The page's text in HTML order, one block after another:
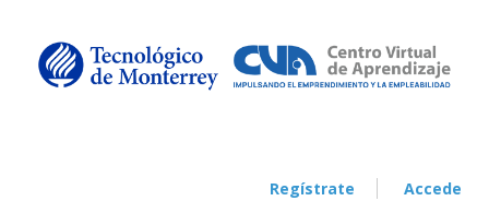
Regístrate Accede